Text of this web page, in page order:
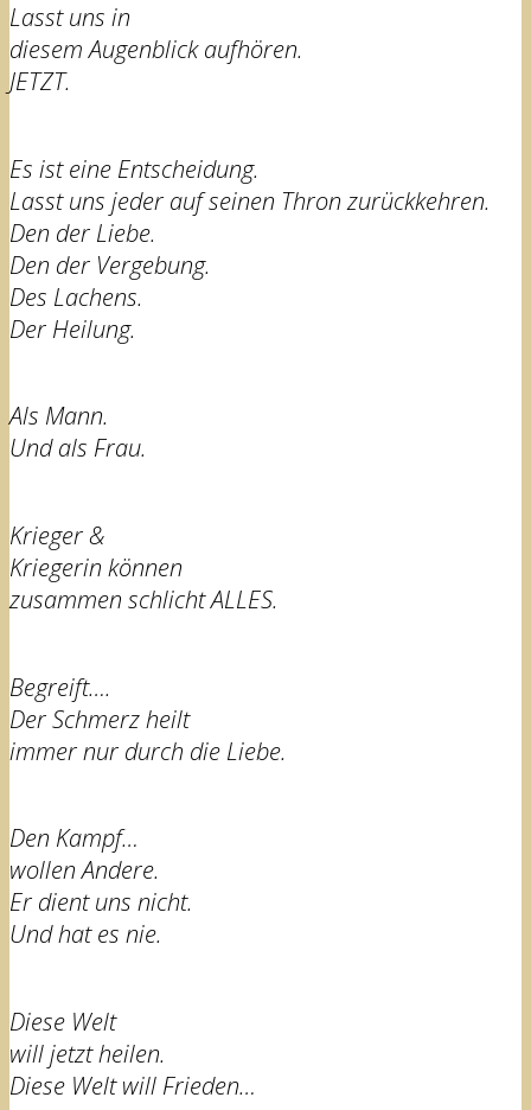
Lasst uns in
diesem Augenblick aufhören.
JETZT.
Es ist eine Entscheidung.
Lasst uns jeder auf seinen Thron zurückkehren.
Den der Liebe.
Den der Vergebung.
Des Lachens.
Der Heilung.
Als Mann.
Und als Frau.
Krieger &
Kriegerin können
zusammen schlicht ALLES.
Begreift….
Der Schmerz heilt
immer nur durch die Liebe.
Den Kampf…
wollen Andere.
Er dient uns nicht.
Und hat es nie.
Diese Welt
will jetzt heilen.
Diese Welt will Frieden…